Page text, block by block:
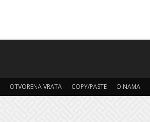
OTVORENA VRATA COPY/PASTE O NAMA